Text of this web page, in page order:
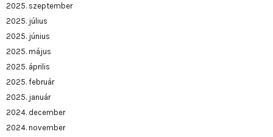
2025. szeptember
2025. július
2025. június
2025. május
2025. április
2025. február
2025. január
2024. december
2024. november